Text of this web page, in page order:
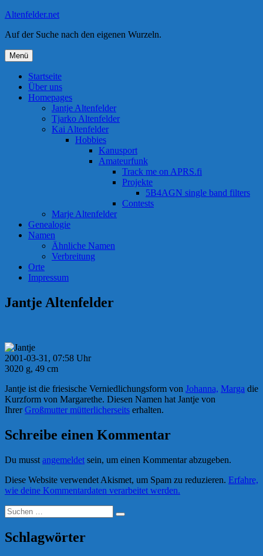
Zum
springen
Altenfelder.net
Auf der Suche nach den eigenen Wurzeln.
Menü
Startseite
Über uns
Homepages
Jantje Altenfelder
Tjarko Altenfelder
Kai Altenfelder
Hobbies
Kanusport
Amateurfunk
Track me on APRS.fi
Projekte
5B4AGN single band filters
Contests
Marje Altenfelder
Genealogie
Namen
Ähnliche Namen
Verbreitung
Orte
Impressum
Jantje Altenfelder
2001-03-31, 07:58 Uhr
3020 g, 49 cm
Jantje ist die friesische Verniedlichungsform von Johanna, Marga die
Kurzform von Margarethe. Diesen Namen hat Jantje von
IhrerGroßmutter mütterlicherseits erhalten.
Schreibe einen Kommentar
Du musst angemeldet sein, um einen Kommentar abzugeben.
Diese Website verwendet Akismet, um Spam zu reduzieren. Erfahre,
wie deine Kommentardaten verarbeitet werden.
Suchen
nach:
Suchen
Schlagwörter